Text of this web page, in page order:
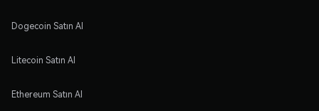
Dogecoin Satın Al
Litecoin Satın Al
Ethereum Satın Al